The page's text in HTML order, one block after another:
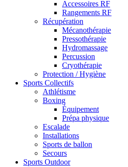
Accessoires RF
Rangements RF
Récupération
Mécanothérapie
Pressothérapie
Hydromassage
Percussion
Cryothérapie
Protection / Hygiène
Sports Collectifs
Athlétisme
Boxing
Équipement
Prépa physique
Escalade
Installations
Sports de ballon
Secours
Sports Outdoor